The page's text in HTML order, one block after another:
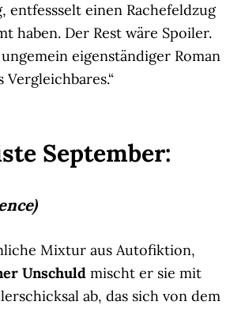
einen Rachefeldzug
haben. Der Rest wäre Spoiler.
eigenständiger Roman
September:
Mixtur aus Autofiktion,
Unschuld mischt er sie mit
ab, das sich von dem